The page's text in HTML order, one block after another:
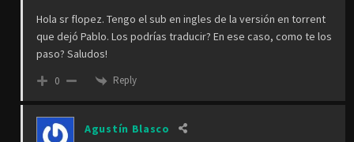
Hola sr flopez. Tengo el sub en ingles de la versión en torrent
que dejó Pablo. Los podrías traducir? En ese caso, como te los
paso? Saludos!
0 Reply
Agustín Blasco